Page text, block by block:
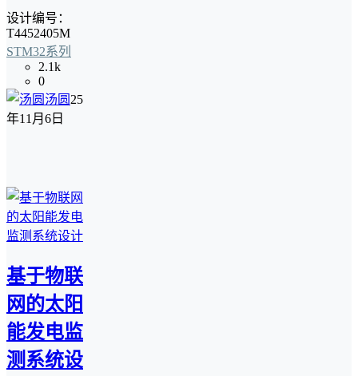
设计编号：
T4452405M
STM32系列
2.1k
0
汤圆 25
年11月6日
基于物联
网的太阳
能发电监
测系统设